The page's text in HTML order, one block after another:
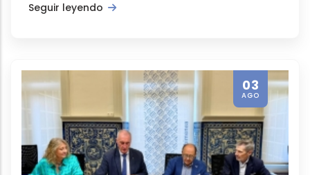
Promoción turística
La ocupación hotelera en
Seguir leyendo
03
AGO